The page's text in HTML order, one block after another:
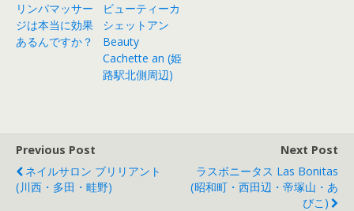
リンパマッサー
ジは本当に効果
あるんですか？
ビューティーカ
シェットアン
Beauty
Cachette an (姫
路駅北側周辺)
Previous Post
ネイルサロン ブリリアント
(川西・多田・畦野)
Next Post
ラスボニータス Las Bonitas
(昭和町・西田辺・帝塚山・あ
びこ)